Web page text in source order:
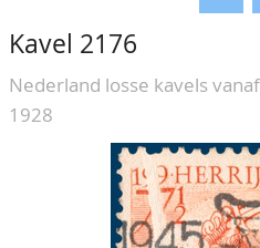
CATALOGI/OPBRENGSTEN
KEURINGSDIENST
80 jarig bestaan
Kavel 2176
Nederland losse kavels
1928